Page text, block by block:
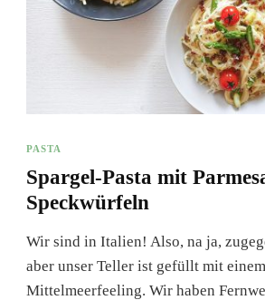
PASTA
Spargel-Pasta mit
Speckwürfeln
Wir sind in Italien! Also, na ja,
aber unser Teller ist gefüllt mit
Mittelmeerfeeling. Wir haben